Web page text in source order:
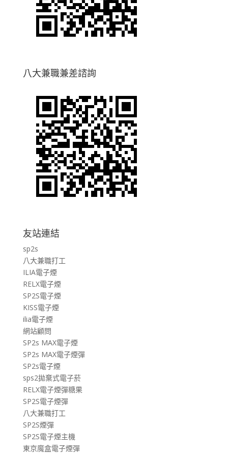
八大兼職兼差諮詢
友站連結
sp2s
八大兼職打工
ILIA電子煙
RELX電子煙
SP2S電子煙
KISS電子煙
ilia電子煙
網站顧問
SP2s MAX電子煙
SP2s MAX電子煙彈
SP2s電子煙
sps2拋棄式電子菸
RELX電子煙彈糖果
SP2S電子煙彈
八大兼職打工
SP2S煙彈
SP2S電子煙主機
東京魔盒電子煙彈